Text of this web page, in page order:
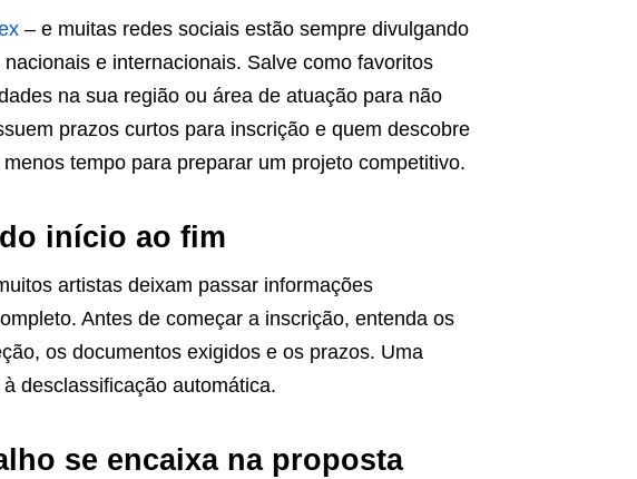
– e muitas redes sociais estão sempre divulgando
e internacionais. Salve como favoritos
na sua região ou área de atuação para não
prazos curtos para inscrição e quem descobre
tempo para preparar um projeto competitivo.
início ao fim
artistas deixam passar informações
Antes de começar a inscrição, entenda os
os documentos exigidos e os prazos. Uma
desclassificação automática.
se encaixa na proposta